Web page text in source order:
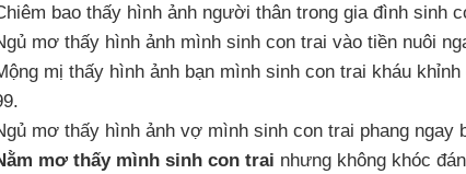
bao thấy hình ảnh người thân trong gia đình sinh
mơ thấy hình ảnh mình sinh con trai vào tiền nuôi
mị thấy hình ảnh bạn mình sinh con trai kháu
mơ thấy hình ảnh vợ mình sinh con trai phang ngay
mơ thấy mình sinh con trai nhưng không khóc